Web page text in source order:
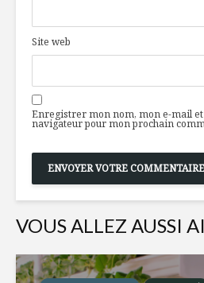
Site web
Enregistrer mon nom, mon e-mail
navigateur pour mon prochain
VOUS ALLEZ AUSSI